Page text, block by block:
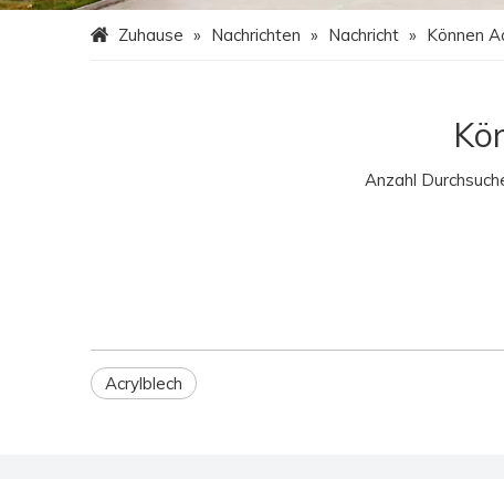
Zuhause » Nachrichten » Nachricht » Können
Anzahl
Acrylblech